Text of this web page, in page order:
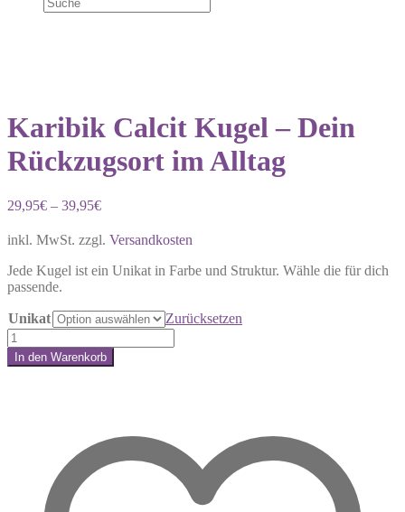
Karibik Calcit Kugel – Dein
Rückzugsort im Alltag
29,95€ – 39,95€
inkl. MwSt. zzgl. Versandkosten
Jede Kugel ist ein Unikat in Farbe und Struktur. Wähle die für dich
passende.
Unikat
Zurücksetzen
Karibik
Calcit
Kugel
In den Warenkorb